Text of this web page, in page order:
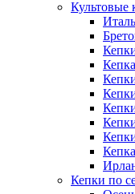
Культовые
Кепки по